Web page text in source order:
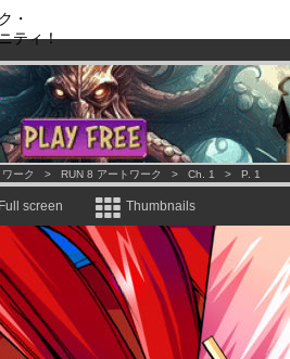
・
ティ！
comics & mangas!.
per month !Get membership now
ーク > RUN 8 アートワーク > Ch. 1 > P. 1
Full screen Thumbnails